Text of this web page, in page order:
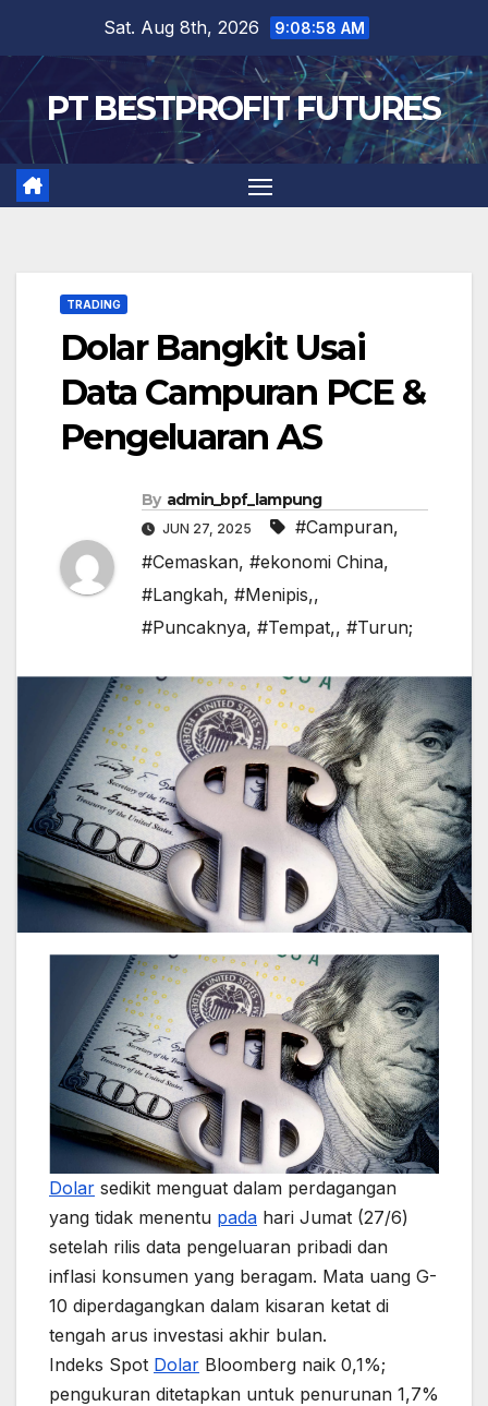
content
Sat. Aug 8th, 2026 9:08:59 AM
PT BESTPROFIT FUTURES
TRADING
Dolar Bangkit Usai
Data Campuran PCE &
Pengeluaran AS
By admin_bpf_lampung
JUN 27, 2025 #Campuran,
#Cemaskan, #ekonomi China,
#Langkah, #Menipis,,
#Puncaknya, #Tempat,, #Turun;
Dolar sedikit menguat dalam perdagangan
yang tidak menentu pada hari Jumat (27/6)
setelah rilis data pengeluaran pribadi dan
inflasi konsumen yang beragam. Mata uang G-
10 diperdagangkan dalam kisaran ketat di
tengah arus investasi akhir bulan.
Indeks Spot Dolar Bloomberg naik 0,1%;
pengukuran ditetapkan untuk penurunan 1,7%